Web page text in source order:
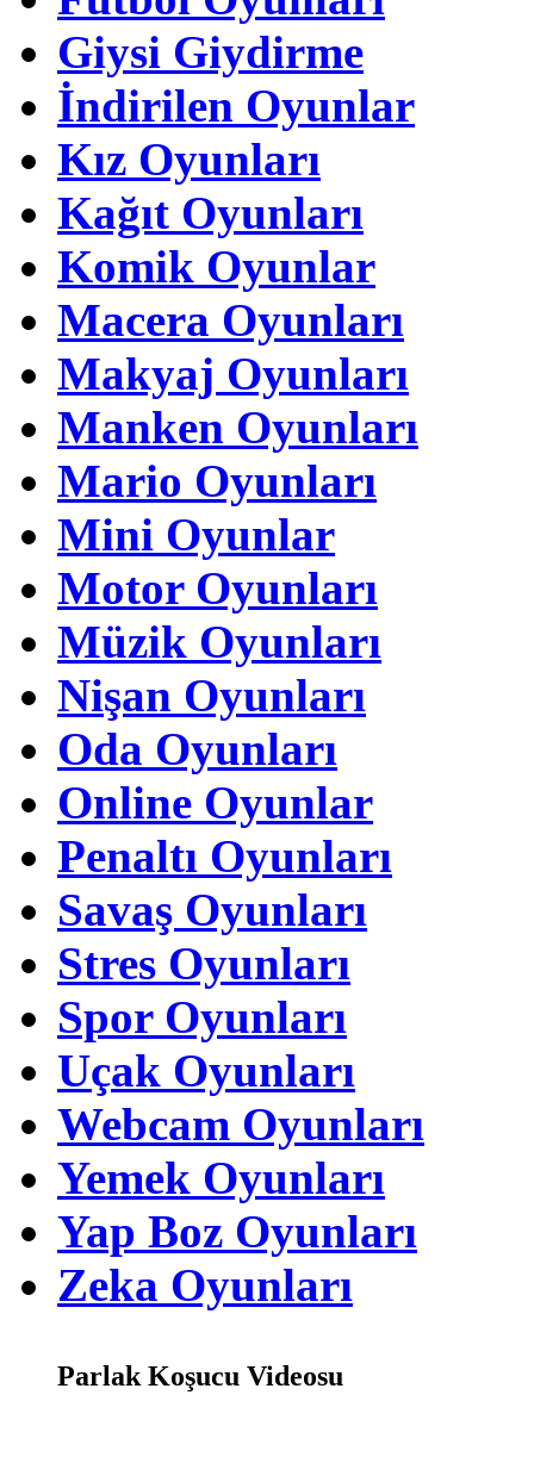
Giysi Giydirme
İndirilen Oyunlar
Kız Oyunları
Kağıt Oyunları
Komik Oyunlar
Macera Oyunları
Makyaj Oyunları
Manken Oyunları
Mario Oyunları
Mini Oyunlar
Motor Oyunları
Müzik Oyunları
Nişan Oyunları
Oda Oyunları
Online Oyunlar
Penaltı Oyunları
Savaş Oyunları
Stres Oyunları
Spor Oyunları
Uçak Oyunları
Webcam Oyunları
Yemek Oyunları
Yap Boz Oyunları
Zeka Oyunları
Parlak Koşucu Videosu